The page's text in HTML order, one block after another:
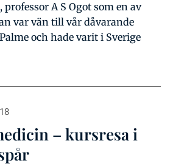
A S Ogot som en av
var vän till vår dåvarande
och hade varit i Sverige
– kursresa i